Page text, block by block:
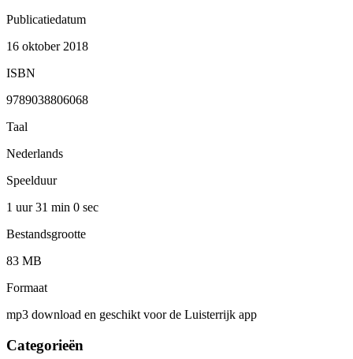
Publicatiedatum
16 oktober 2018
ISBN
9789038806068
Taal
Nederlands
Speelduur
1 uur 31 min 0 sec
Bestandsgrootte
83 MB
Formaat
mp3 download en geschikt voor de Luisterrijk app
Categorieën